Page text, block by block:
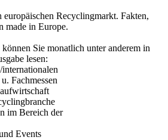
europäischen Recyclingmarkt. Fakten,
made in Europe.
Sie monatlich unter anderem in
lesen:
Fachmessen
im Bereich der
Events